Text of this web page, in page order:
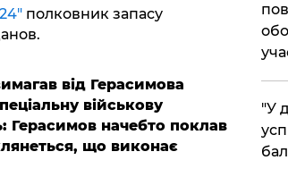
полковник запасу
від Герасимова
військову
Герасимов начебто поклав
що виконає
​"У